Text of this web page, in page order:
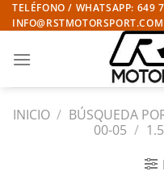
Saltar
al
TELÉFONO / WHATSAPP:
INFO@RSTMOTORSPORT.COM
INICIO / BÚSQUEDA
00-05 /